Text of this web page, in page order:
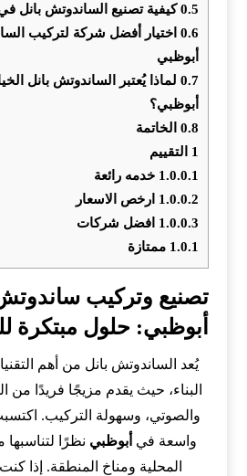
0.5كيفية تصنيع الساندوتش بانل
0.6 اختيار أفضل شركة لتركيب
أبوظبي
0.7 لماذا يُعتبر الساندوتش بانل
أبوظبي؟
0.8 الخاتمة
1 التقييم
1.0.0.1 خدمه رائعة
1.0.0.2 ارخص الاسعار
1.0.0.3 افضل شركات
1.0.1 ممتازة
تصنيع وتركيب
أبوظبي: حلول مبتكرة
يُعد الساندوتش بانل من أهم
البناء، حيث يقدم مزيجًا فريدًا من
والصوتي، وسهولة التركيب.
واسعة في أبوظبي نظرًا
المحلية ومناخ المنطقة. إذا